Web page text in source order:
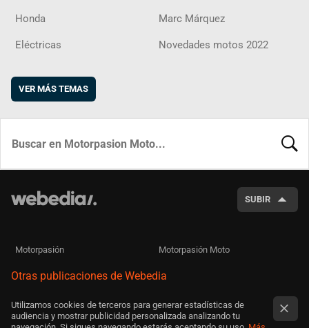
Honda Marc Márquez
Eléctricas Novedades motos 2022
VER MÁS TEMAS
SUBIR
Motorpasión Motorpasión Moto
Otras publicaciones de Webedia
Utilizamos cookies de terceros para generar estadísticas de
audiencia y mostrar publicidad personalizada analizando tu